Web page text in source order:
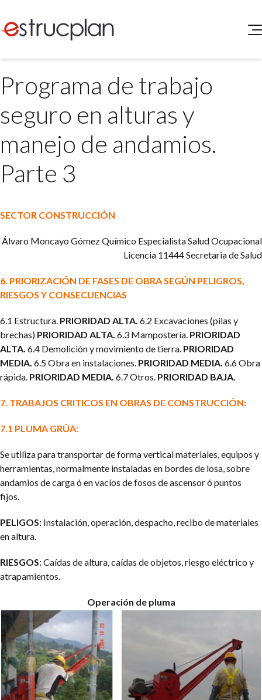
SERVICIOS
Higiene y Seguridad
Medio Ambiente
Legislación
NOVEDADES
INGRESAR
Portal de Clientes
Buscador de Legislación
Matriz Premium
Programa de trabajo
seguro en alturas y
manejo de andamios.
Parte 3
SECTOR CONSTRUCCIÓN
Álvaro Moncayo GómezQuímico Especialista Salud Ocupacional
Licencia 11444 Secretaria de Salud
6. PRIORIZACIÓN DE FASES DE OBRA SEGÚN PELIGROS,
RIESGOS Y CONSECUENCIAS
6.1 Estructura. PRIORIDAD ALTA. 6.2 Excavaciones (pilas y
brechas) PRIORIDAD ALTA. 6.3 Mampostería. PRIORIDAD
ALTA. 6.4 Demolición y movimiento de tierra. PRIORIDAD
MEDIA. 6.5 Obra en instalaciones. PRIORIDAD MEDIA. 6.6 Obra
rápida. PRIORIDAD MEDIA. 6.7 Otros. PRIORIDAD BAJA.
7. TRABAJOS CRITICOS EN OBRAS DE CONSTRUCCIÓN:
7.1 PLUMA GRÚA:
Se utiliza para transportar de forma vertical materiales, equipos y
herramientas, normalmente instaladas en bordes de losa, sobre
andamios de carga ó en vacíos de fosos de ascensor ó puntos
fijos.
PELIGOS: Instalación, operación, despacho, recibo de materiales
en altura.
RIESGOS:Caídas de altura, caídas de objetos, riesgo eléctrico y
atrapamientos.
Operación de pluma